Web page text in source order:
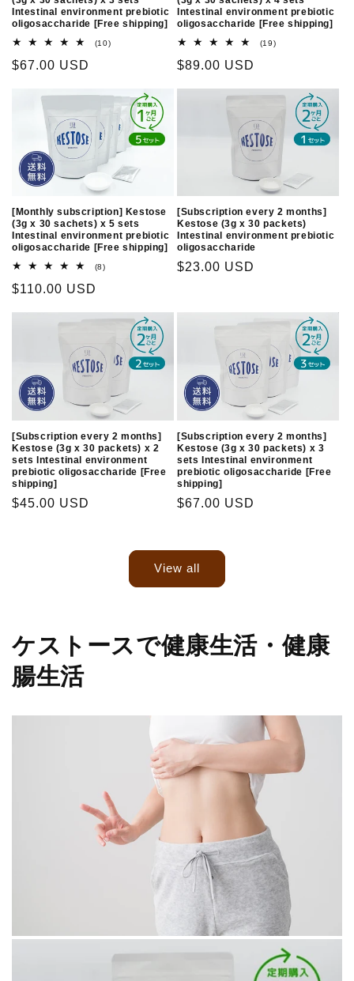
Intestinal environment prebiotic
oligosaccharide [Free shipping]
(10)10
Regular
$67.00 USD
Intestinal environment prebiotic
oligosaccharide [Free shipping]
(19)19
Regular
$89.00 USD
[Monthly subscription] Kestose
(3g x 30 sachets) x 5 sets
Intestinal environment prebiotic
oligosaccharide [Free shipping]
(8)8
Regular
$110.00 USD
[Subscription every 2 months]
Kestose (3g x 30 packets)
Intestinal environment prebiotic
oligosaccharide
Regular
$23.00 USD
[Subscription every 2 months]
Kestose (3g x 30 packets) x 2
sets Intestinal environment
prebiotic oligosaccharide [Free
shipping]
Regular
$45.00 USD
[Subscription every 2 months]
Kestose (3g x 30 packets) x 3
sets Intestinal environment
prebiotic oligosaccharide [Free
shipping]
Regular
$67.00 USD
View all
ケストースで健康生活・健康
腸生活